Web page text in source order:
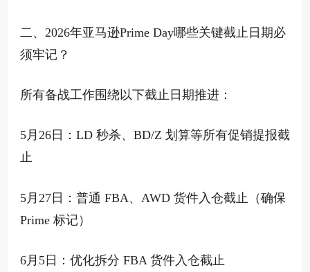
二、2026年亚马逊Prime Day哪些关键截止日期必
须牢记？
所有备战工作围绕以下截止日期推进：
5月26日：LD 秒杀、BD/Z 划算等所有促销提报截
止
5月27日：普通 FBA、AWD 货件入仓截止（确保
Prime 标记）
6月5日：优化拆分 FBA 货件入仓截止